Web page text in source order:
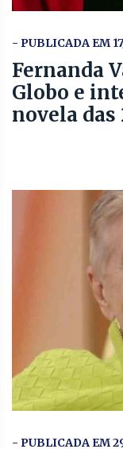
- PUBLICADA EM
Fernanda
Globo e
novela das
- PUBLICADA EM